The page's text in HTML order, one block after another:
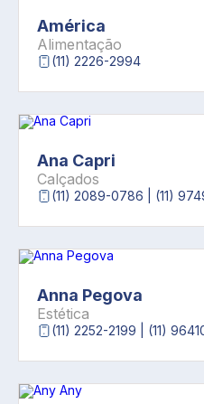
América
Alimentação
(11) 2226-2994
Ana Capri
Calçados
(11) 2089-0786 | (11)
Anna Pegova
Estética
(11) 2252-2199 | (11)